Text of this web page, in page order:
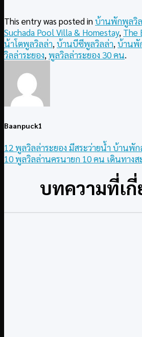
This entry was posted inบ้านพักพูลวิ
Suchada Pool Villa & Homestay, The
น้าโตพูลวิลล่า, บ้านบีซีพูลวิลล่า, บ้านพั
วิลล่าระยอง, พูลวิลล่าระยอง 30 คน.
Baanpuck1
12 พูลวิลล่าระยอง มีสระว่ายน้ำ บ้านพั
10 พูลวิลล่านครนายก 10 คน เดินทาง
บทความที่เกี่